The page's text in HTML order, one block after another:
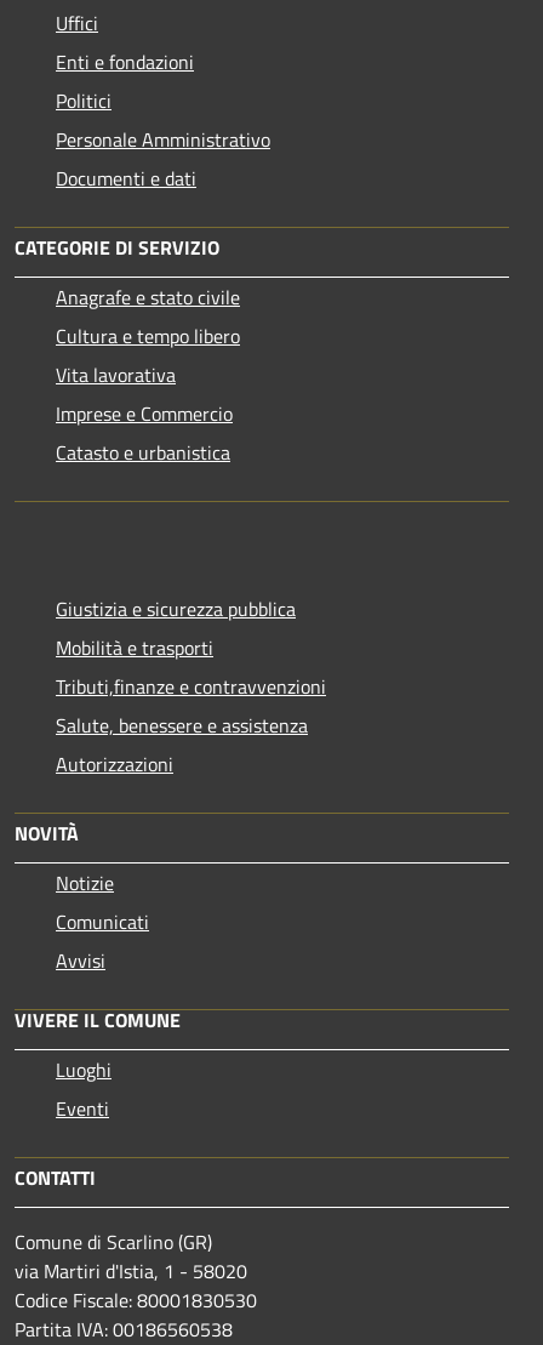
Uffici
Enti e fondazioni
Politici
Personale Amministrativo
Documenti e dati
CATEGORIE DI SERVIZIO
Anagrafe e stato civile
Cultura e tempo libero
Vita lavorativa
Imprese e Commercio
Catasto e urbanistica
Giustizia e sicurezza pubblica
Mobilità e trasporti
Tributi,finanze e contravvenzioni
Salute, benessere e assistenza
Autorizzazioni
NOVITÀ
Notizie
Comunicati
Avvisi
VIVERE IL COMUNE
Luoghi
Eventi
CONTATTI
Comune di Scarlino (GR)
via Martiri d'Istia, 1 - 58020
Codice Fiscale: 80001830530
Partita IVA: 00186560538